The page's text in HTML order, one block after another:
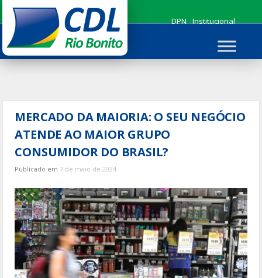
para
conteúdo
DPN Institucional
MERCADO DA MAIORIA: O SEU NEGÓCIO
ATENDE AO MAIOR GRUPO
CONSUMIDOR DO BRASIL?
Publicado em 7 de maio de 2024